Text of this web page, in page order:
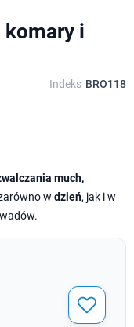
komary i
Indeks BRO118
much,
w dzień, jak i w